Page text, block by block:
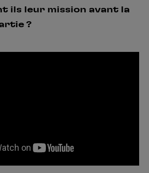
ils leur mission avant la
?